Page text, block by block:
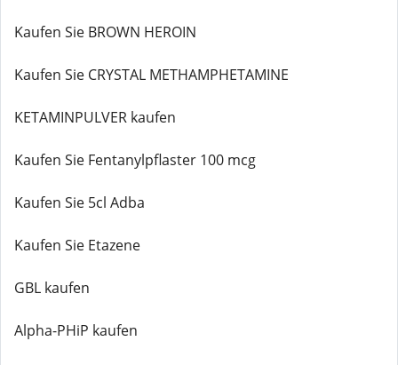
Kaufen Sie BROWN HEROIN
Kaufen Sie CRYSTAL METHAMPHETAMINE
KETAMINPULVER kaufen
Kaufen Sie Fentanylpflaster 100 mcg
Kaufen Sie 5cl Adba
Kaufen Sie Etazene
GBL kaufen
Alpha-PHiP kaufen